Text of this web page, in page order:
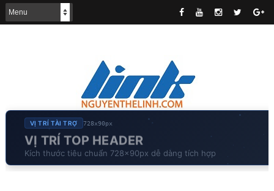
VỊ TRÍ TÀI TRỢ 728x90px
VỊ TRÍ TOP HEADER
Kích thước tiêu chuẩn 728x90px dễ dàng tích hợp